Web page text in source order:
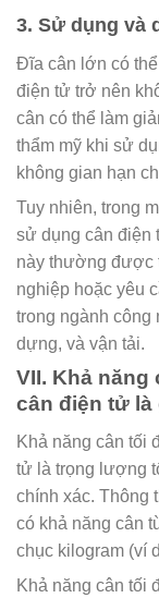
3. Sử dụng và
Đĩa cân lớn có
điện tử trở nên
cân có thể làm
thẩm mỹ khi sử
không gian hạn
Tuy nhiên, trong
sử dụng cân
này thường được
nghiệp hoặc yêu
trong ngành công
dựng, và vận tải.
VII. Khả năng
cân điện tử là
Khả năng cân tối
tử là trọng lượng
chính xác. Thông
có khả năng cân
chục kilogram (ví
Khả năng cân tối